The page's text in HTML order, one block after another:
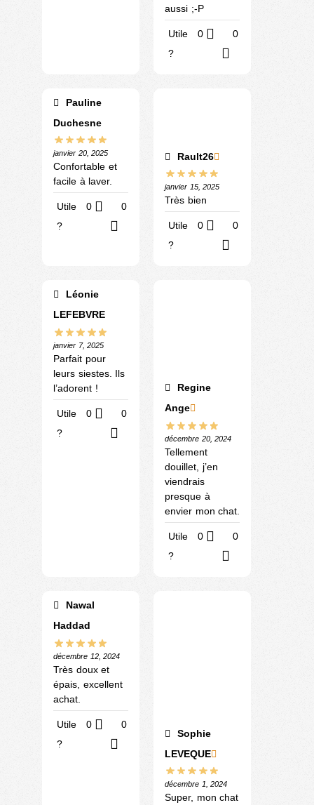
aussi ;-P
Utile
?
0 0
Pauline
Duchesne
janvier 20, 2025
Confortable et
facile à laver.
Utile
?
0 0
Rault26
janvier 15, 2025
Très bien
Utile
?
0 0
Léonie
LEFEBVRE
janvier 7, 2025
Parfait pour
leurs siestes. Ils
l’adorent !
Utile
?
0 0
Regine
Ange
décembre 20, 2024
Tellement
douillet, j’en
viendrais
presque à
envier mon chat.
Utile
?
0 0
Nawal
Haddad
décembre 12, 2024
Très doux et
épais, excellent
achat.
Utile
?
0
0
Sophie
LEVEQUE
décembre 1, 2024
Super, mon chat